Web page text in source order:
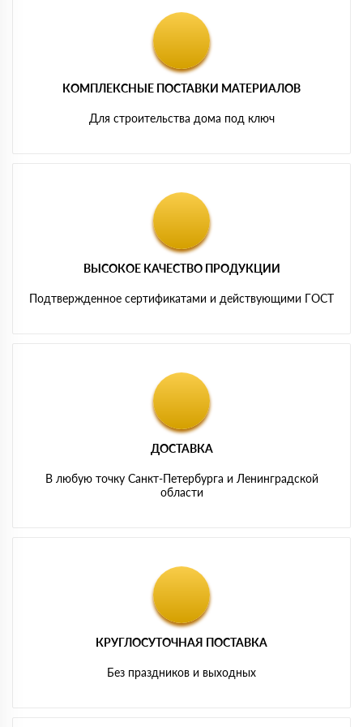
КОМПЛЕКСНЫЕ ПОСТАВКИ МАТЕРИАЛОВ
Для строительства дома под ключ
ВЫСОКОЕ КАЧЕСТВО ПРОДУКЦИИ
Подтвержденное сертификатами и действующими ГОСТ
ДОСТАВКА
В любую точку Санкт-Петербурга и Ленинградской
области
КРУГЛОСУТОЧНАЯ ПОСТАВКА
Без праздников и выходных